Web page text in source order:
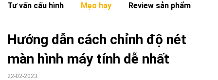
Tư vấn cấu hình Mẹo hay Review sản phẩm
Hướng dẫn cách chỉnh độ nét
màn hình máy tính dễ nhất
22-02-2023